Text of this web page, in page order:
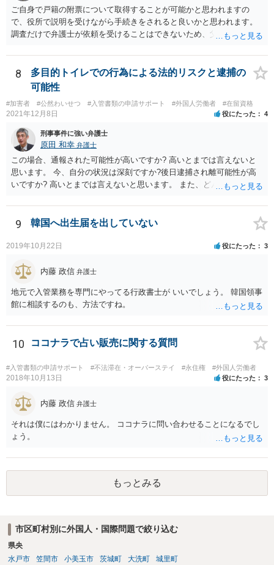
ご自身で戸籍の附票について取得することが可能かと思われますの
で、役所で説明を受けながら手続きをされると良いかと思われます。
調査だけで弁護士が依頼を受けることはできないため、父親に対して
ょう。
8
多目的トイレでの行為による法的リスクと逮捕の
可能性
#加害者 #公然わいせつ #入管書類の申請サポート #外国人労働者 #在留資格
2021年12月8日 役にたった 4
刑事事件に強い弁護士
原田 和幸 弁護士
この場合、通報された可能性が高いですか? 高いとまでは言えないと
思います。 今、自分の状況は深刻ですか?後日逮捕され離可能性が高
いですか? 高いとまでは言えないと思います。 また、どんな犯罪をし
たりでしょうか。
9 韓国へ出生届を出していない
2019年10月22日 役にたった 3
内藤 政信 弁護士
地元で入管業務を専門にやってる行政書士が いいでしょう。 韓国領事
館に相談するのも、方法ですね。
10 ココナラで占い販売に関する質問
#入管書類の申請サポート #不法滞在・オーバーステイ #永住権 #外国人労働者
2018年10月13日 役にたった 3
内藤 政信 弁護士
それは僕にはわかりません。 ココナラに問い合わせることになるでし
ょう。
もっとみる
市区町村別に外国人・国際問題で絞り込む
県央
水戸市
笠間市 小美玉市 茨城町 大洗町 城里町